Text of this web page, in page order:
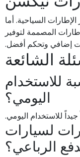
السياحية. أما
المصممة لتوفير
إضافي وتحكم أفضل.
الشائعة
للاستخدام
اليومي؟
جيداً للاستخدام اليومي.
لسيارات
الرباعي؟